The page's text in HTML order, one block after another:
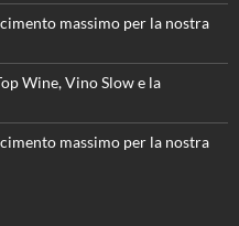
massimo per la nostra
Wine, Vino Slow e la
massimo per la nostra